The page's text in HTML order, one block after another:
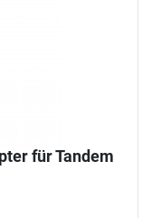
für Tandem